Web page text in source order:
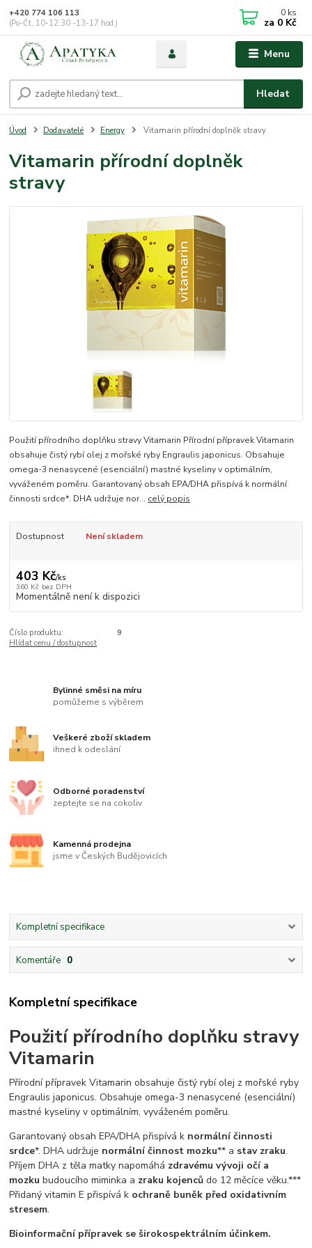
Menu
Hledat
+420 774 106 113
(Po-Čt, 10-12:30 -13-17 hod.)
0 ks
za 0 Kč
Úvod Dodavatelé Energy Vitamarin přírodní doplněk stravy
Vitamarin přírodní doplněk
stravy
Použití přírodního doplňku stravy Vitamarin Přírodní přípravek Vitamarin
obsahuje čistý rybí olej z mořské ryby Engraulis japonicus. Obsahuje
omega-3 nenasycené (esenciální) mastné kyseliny v optimálním,
vyváženém poměru. Garantovaný obsah EPA/DHA přispívá k normální
činnosti srdce*. DHA udržuje nor... celý popis
Dostupnost Není skladem
403 Kč/ks
360 Kč bez DPH
Momentálně není k dispozici
Číslo produktu:
9
Hlídat cenu / dostupnost
Bylinné směsi na míru
pomůžeme s výběrem
Veškeré zboží skladem
ihned k odeslání
Odborné poradenství
zeptejte se na cokoliv
Kamenná prodejna
jsme v Českých Budějovicích
Kompletní specifikace
Komentáře 0
Kompletní specifikace
Použití přírodního doplňku stravy
Vitamarin
Přírodní přípravek Vitamarin obsahuje čistý rybí olej z mořské ryby
Engraulis japonicus. Obsahuje omega-3 nenasycené (esenciální)
mastné kyseliny v optimálním, vyváženém poměru.
Garantovaný obsah EPA/DHA přispívá k normální činnosti
srdce*. DHA udržuje normální činnost mozku** a stav zraku.
Příjem DHA z těla matky napomáhá zdravému vývoji očí a
mozku budoucího miminka a zraku kojenců do 12 měcíce věku.***
Přidaný vitamin E přispívá k ochraně buněk před oxidativním
stresem.
Bioinformační přípravek se širokospektrálním účinkem.